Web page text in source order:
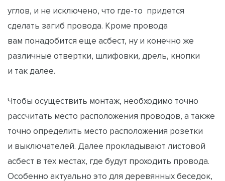
углов, и не исключено, что где-то придется
сделать загиб провода. Кроме провода
вам понадобится еще асбест, ну и конечно же
различные отвертки, шлифовки, дрель, кнопки
и так далее.
Чтобы осуществить монтаж, необходимо точно
рассчитать место расположения проводов, а также
точно определить место расположения розетки
и выключателей. Далее прокладывают листовой
асбест в тех местах, где будут проходить провода.
Особенно актуально это для деревянных беседок,